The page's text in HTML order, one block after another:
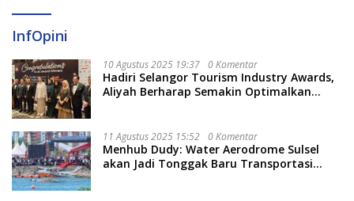
InfOpini
10 Agustus 2025 19:37 0 Komentar
Hadiri Selangor Tourism Industry Awards,
Aliyah Berharap Semakin Optimalkan
11 Agustus 2025 15:52 0 Komentar
Menhub Dudy: Water Aerodrome Sulsel
akan Jadi Tonggak Baru Transportasi